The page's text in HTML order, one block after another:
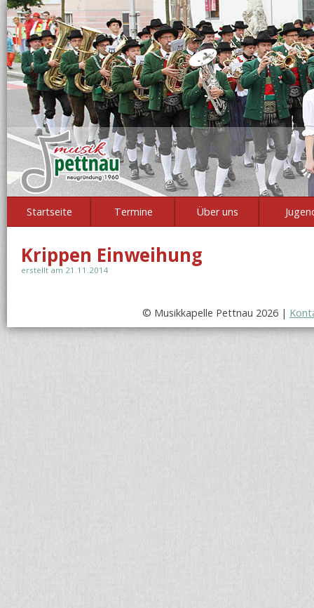
Startseite Termine Über uns
Krippen Einweihung
erstellt am 21.11.2014
© Musikkapelle Pettnau 2026 |